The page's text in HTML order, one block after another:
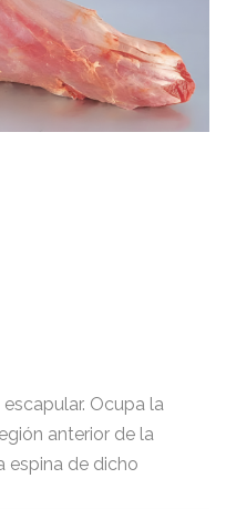
Ocupa la
anterior de la
espina de dicho